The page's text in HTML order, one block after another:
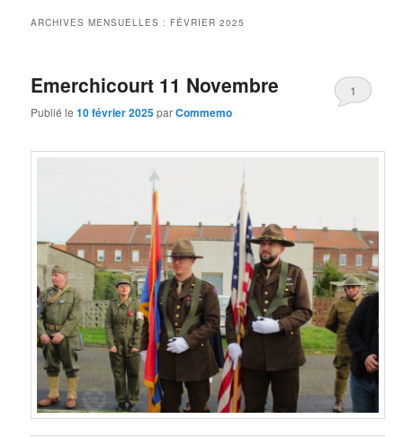
principal
secondaire
ARCHIVES MENSUELLES : FÉVRIER 2025
Emerchicourt 11 Novembre
Publié le10 février 2025parCommemo
1